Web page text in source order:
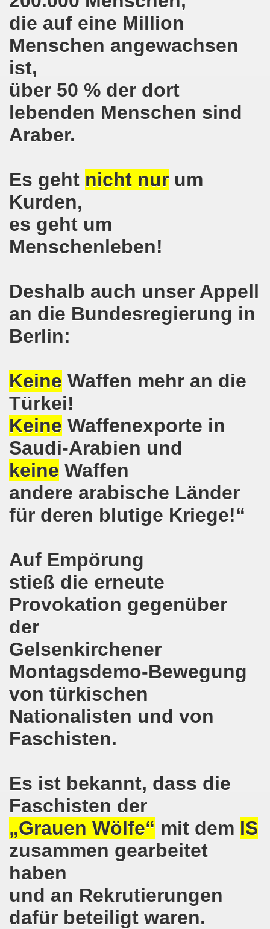
die auf eine Million
Menschen angewachsen
ist,
über 50 % der dort
lebenden Menschen sind
Araber.
Es geht nicht nur um
Kurden,
es geht um
Menschenleben!
Deshalb auch unser Appell
an die Bundesregierung in
Berlin:
Keine Waffen mehr an die
Türkei!
Keine Waffenexporte in
Saudi-Arabien und
keine Waffen
andere arabische Länder
für deren blutige Kriege!“
Auf Empörung
stieß die erneute
Provokation gegenüber
der
Gelsenkirchener
Montagsdemo-Bewegung
von türkischen
Nationalisten und von
Faschisten.
Es ist bekannt, dass die
Faschisten der
„Grauen Wölfe“ mit dem IS
zusammen gearbeitet
haben
und an Rekrutierungen
dafür beteiligt waren.
Bewegung in Gelsenkirchen am 05.02.2018 wächst auf
Bewegung am 05.02.2018 diskutiert über
die türkische Invasion in Afrin - kämpferisch,
ruft auf zur ruhrgebietsweiten Demonstration
Bewegung fordert mit über 300facher Stimme: Stoppt
Bewegung ruft auf zum Protest gegen die Angriffe der
mit gutem Start ins Jahr 2018
Bewegung am 18.12.2017 bestärkt die klare Position:
Zeichen der Solidarität der Völker!
ruft zu Protesten und zu Demonstrationen gegen
Bewegung erklärt sich solidarisch mit der
Bewegung mit breiter Themenpalette
Bewegung am 06.11.2017 - Auf nach Bonn zur großen
am 11.11.2017 in Bonn
protestiert und demonstriert entschieden gegen
Bewegung mit breit gefächerter Themen-Palette
protestiert: Faschist filmt Protestaktion - von
für Monika Gärtner-Engel und die MLPD
auf der 644. Gelsenkirchener Montagsdemo-
Rechtsruck der Bundesregierung in Berlin!
auch am 24.09.2017 für die internationalistische Liste
zur Bundestagswahl in Berlin am 24.09.2017
im direkten Gespräch - Diskussion mit
ARGE Gelsenkirchen ein Bewerbungstraining
feiert Erfolg - Weltfrauenaktivistin in Indien
30-Stunden-Woche bei vollem Lohnausgleich!
Gelsenkirchener Montagsdemo-Bewegung am 14.
Bewegung steht solidarisch hinter Siegmar Herrlinger,
machende Demonstration direkt in der
die geplante Politik der neuen NRW-Koalition von
steht mit voller Solidarität an der Seite der
werden - 626. Gelsenkirchener Montagsdemo-